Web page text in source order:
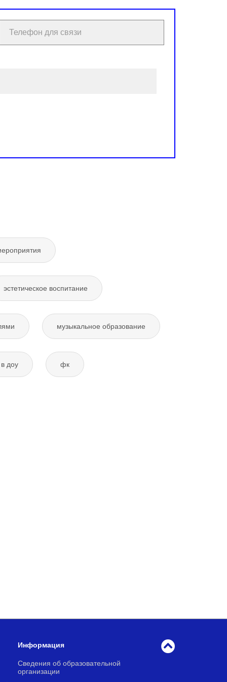
эстетическое воспитание
музыкальное образование
доу фк
Информация
Сведения об образовательной
организации